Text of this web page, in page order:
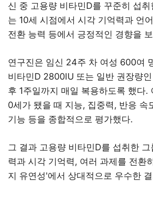
신 중 고용량 비타민D를 꾸준히 섭취
는 10세 시점에서 시각 기억력과 언
전환 능력 등에서 긍정적인 경향을
연구진은 임신 24주 차 여성 600여
비타민D 2800IU 또는 일반 권장량
후 1주일까지 매일 복용하도록 했다.
0세가 됐을 때 지능, 집중력, 반응 속
기능 등을 종합적으로 평가했다.
그 결과 고용량 비타민D를 섭취한
력과 시각 기억력, 여러 과제를 전환
지 유연성'에서 상대적으로 우수한